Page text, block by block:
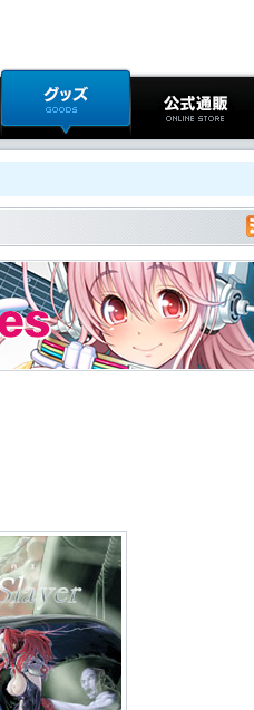
グッズ 公式通販